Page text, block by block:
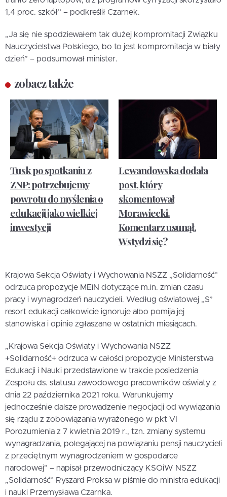
1,4 proc. szkół” – podkreślił Czarnek.
„Ja się nie spodziewałem tak dużej kompromitacji Związku
Nauczycielstwa Polskiego, bo to jest kompromitacja w biały
dzień” – podsumował minister.
zobacz także
Tusk po spotkaniu z
ZNP: potrzebujemy
powrotu do myślenia o
edukacji jako wielkiej
inwestycji
Lewandowska dodała
post, który
skomentował
Morawiecki.
Komentarz usunął.
Wstydzi się?
Krajowa Sekcja Oświaty i Wychowania NSZZ „Solidarność”
odrzuca propozycje MEiN dotyczące m.in. zmian czasu
pracy i wynagrodzeń nauczycieli. Według oświatowej „S”
resort edukacji całkowicie ignoruje albo pomija jej
stanowiska i opinie zgłaszane w ostatnich miesiącach.
„Krajowa Sekcja Oświaty i Wychowania NSZZ
+Solidarność+ odrzuca w całości propozycje Ministerstwa
Edukacji i Nauki przedstawione w trakcie posiedzenia
Zespołu ds. statusu zawodowego pracowników oświaty z
dnia 22 października 2021 roku. Warunkujemy
jednocześnie dalsze prowadzenie negocjacji od wywiązania
się rządu z zobowiązania wyrażonego w pkt VI
Porozumienia z 7 kwietnia 2019 r., tzn. zmiany systemu
wynagradzania, polegającej na powiązaniu pensji nauczycieli
z przeciętnym wynagrodzeniem w gospodarce
narodowej” – napisał przewodniczący KSOiW NSZZ
„Solidarność” Ryszard Proksa w piśmie do ministra edukacji
i nauki Przemysława Czarnka.